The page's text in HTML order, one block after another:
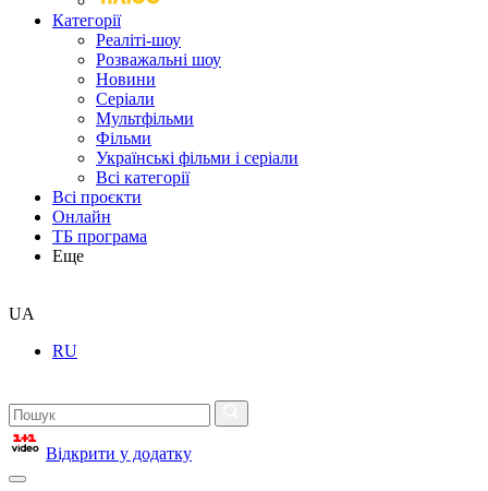
Категорії
Реаліті-шоу
Розважальні шоу
Новини
Серіали
Мультфільми
Фільми
Українські фільми і серіали
Всі категорії
Всі проєкти
Онлайн
ТБ програма
Еще
UA
RU
Відкрити у додатку